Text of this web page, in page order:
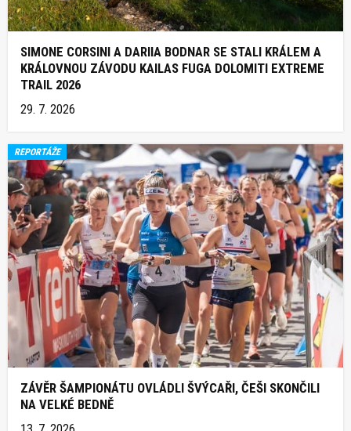
SIMONE CORSINI A DARIIA BODNAR SE STALI KRÁLEM A
KRÁLOVNOU ZÁVODU KAILAS FUGA DOLOMITI EXTREME
TRAIL 2026
29. 7. 2026
REPORTÁŽE
ZÁVĚR ŠAMPIONÁTU OVLÁDLI ŠVÝCAŘI, ČEŠI SKONČILI
NA VELKÉ BEDNĚ